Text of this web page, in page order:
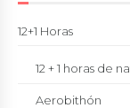
12+1 Horas
12 + 1 horas de
Aerobithón